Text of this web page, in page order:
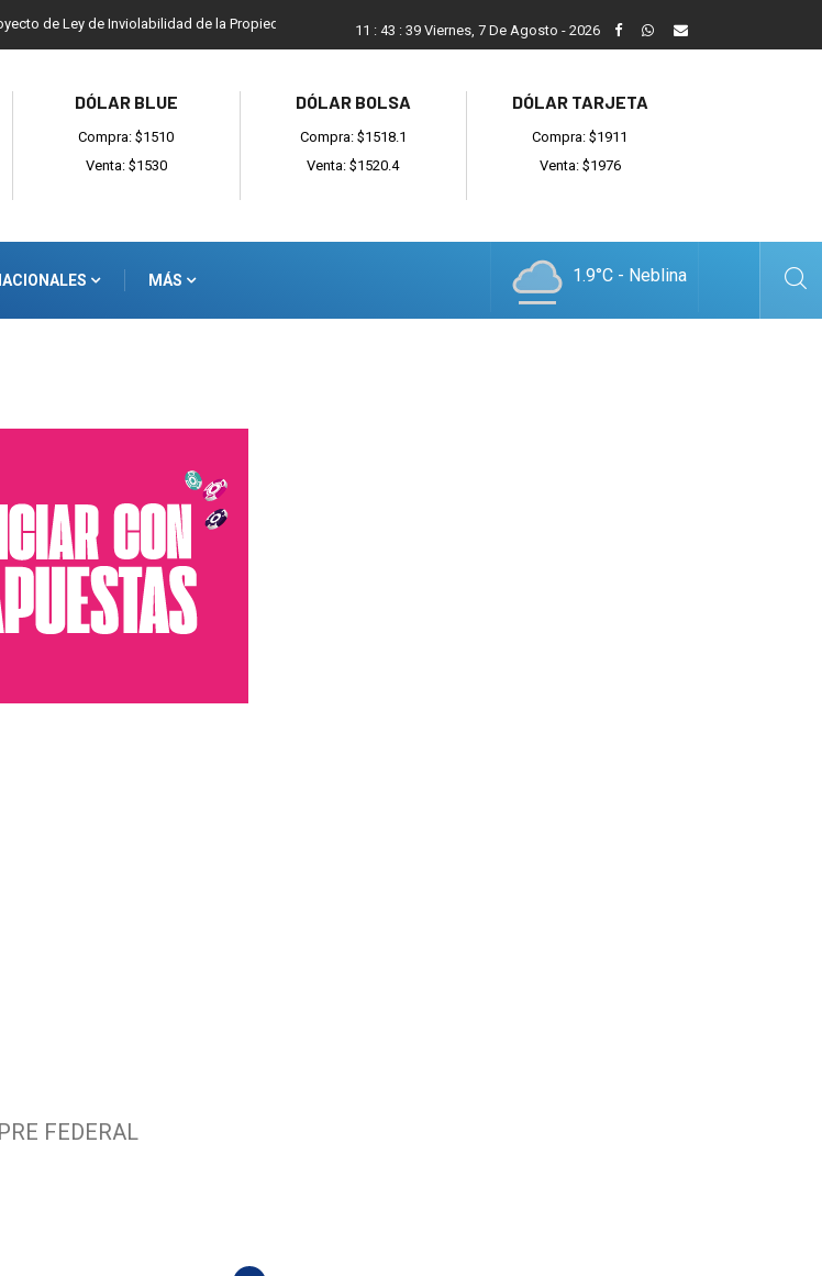
de Ley de Inviolabilidad de la Propiedad Privada Reino recibió a instituciones y confirmó gestiones para
11 : 43 : 40 Viernes, 7 De Agosto - 2026
DÓLAR BLUE
Compra: $1510
Venta: $1530
DÓLAR BOLSA
Compra: $1518.1
Venta: $1520.4
DÓLAR TARJETA
Compra: $1911
Venta: $1976
MÁS 1.9°C - Neblina
FEDERAL